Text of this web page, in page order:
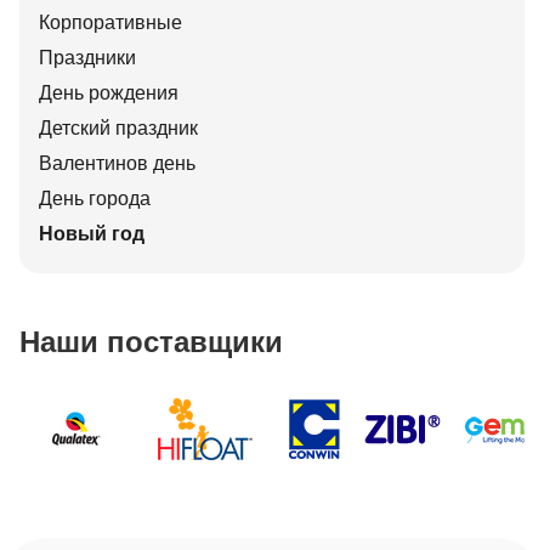
Корпоративные
Праздники
День рождения
Детский праздник
Валентинов день
День города
Новый год
Наши поставщики